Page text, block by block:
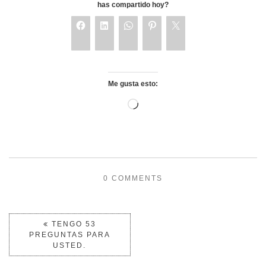
has compartido hoy?
Me gusta esto:
0 COMMENTS
TENGO 53
PREGUNTAS PARA
USTED.